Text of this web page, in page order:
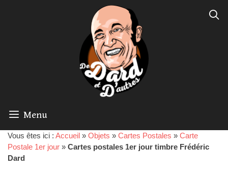
Menu
Vous êtes ici : Accueil » Objets » Cartes Postales » Carte
Postale 1er jour » Cartes postales 1er jour timbre Frédéric
Dard